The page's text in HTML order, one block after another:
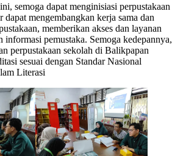
semoga dapat menginisiasi perpustakaan
mengembangkan kerja sama dan
memberikan akses dan layanan
informasi pemustaka. Semoga kedepannya,
perpustakaan sekolah di Balikpapan
sesuai dengan Standar Nasional
Literasi